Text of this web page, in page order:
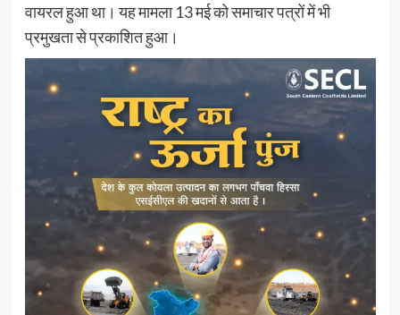
वायरल हुआ था। यह मामला 13 मई को समाचार पत्रों में भी
प्रमुखता से प्रकाशित हुआ।